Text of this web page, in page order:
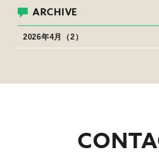
ARCHIVE
2026年4月（2）